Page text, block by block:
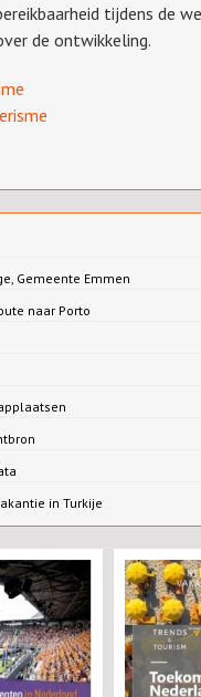
tijdens de
de ontwikkeling.
Gemeente Emmen
naar Porto
in Turkije